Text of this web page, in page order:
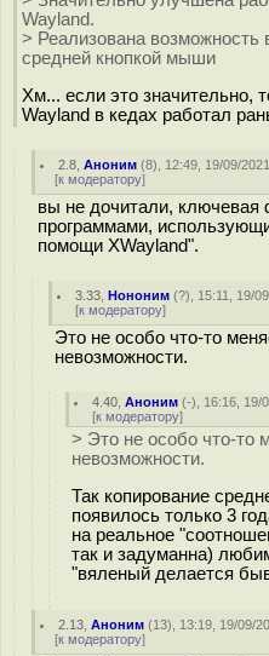
Wayland.
> Реализована возможность
средней кнопкой мыши
Хм... если это значительно,
Wayland в кедах работал
2.8 ,Аноним (8), 12:49, 19/09/
[к модератору]
вы не дочитали, ключевая
программами,
помощи XWayland".
3.33 ,Нононим (?), 15:11, 19/
[к модератору]
Это не особо что-то
невозможности.
4.40 ,Аноним (-), 16:16, 19/
[к модератору]
> Это не особо что-то
невозможности.
Так копирование
появилось только 3
на реальное
так и задуманна)
"вяленый делается
2.13 ,Аноним (13), 13:19, 19/09/
[к модератору]